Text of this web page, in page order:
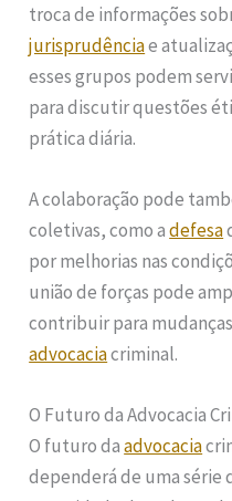
troca de informações
jurisprudênciae
esses grupos podem
para discutir questões
prática diária.
A colaboração pode
coletivas, como adefesa
por melhorias nas
união de forças pode
contribuir para
advocaciacriminal.
O Futuro da Advocacia
O futuro daadvocacia
dependerá de uma série